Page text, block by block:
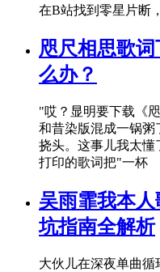
在B站找到零星片断，
咫尺相思歌
么办？
"哎？显明要下载《
和昔染版混成一锅
挠头。这事儿我太
打印的歌词把"一杯
吴雨霏我本
坑指南全解析
大伙儿在深夜单曲